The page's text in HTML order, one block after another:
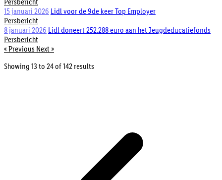
15 januari 2026 Lidl voor de 9de keer Top Employer
Persbericht
8 januari 2026 Lidl doneert 252.288 euro aan het Jeugdeducatiefonds
Persbericht
« Previous Next »
Showing 13 to 24of142results